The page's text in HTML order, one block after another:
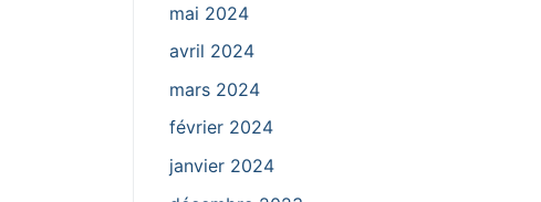
mai 2024
avril 2024
mars 2024
février 2024
janvier 2024